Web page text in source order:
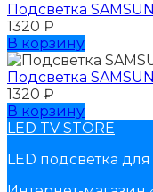
Подсветка
1320 ₽
В корзину
Подсветка
1320 ₽
В корзину
LED TV STORE
LED подсветка